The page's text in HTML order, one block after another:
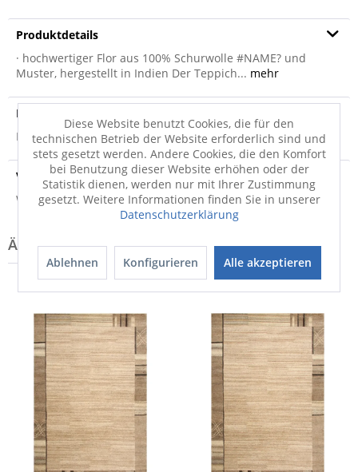
Produktdetails
· hochwertiger Flor aus 100% Schurwolle #NAME? und
Muster, hergestellt in Indien Der Teppich... mehr
Produktsicherheit
Produktsicherheit
Versandinfo
Weitere Informationen zum Versand...
Diese Website benutzt Cookies, die für den
technischen Betrieb der Website erforderlich sind und
stets gesetzt werden. Andere Cookies, die den Komfort
bei Benutzung dieser Website erhöhen oder der
Statistik dienen, werden nur mit Ihrer Zustimmung
gesetzt. Weitere Informationen finden Sie in unserer
Datenschutzerklärung
Ablehnen Konfigurieren Alle akzeptieren